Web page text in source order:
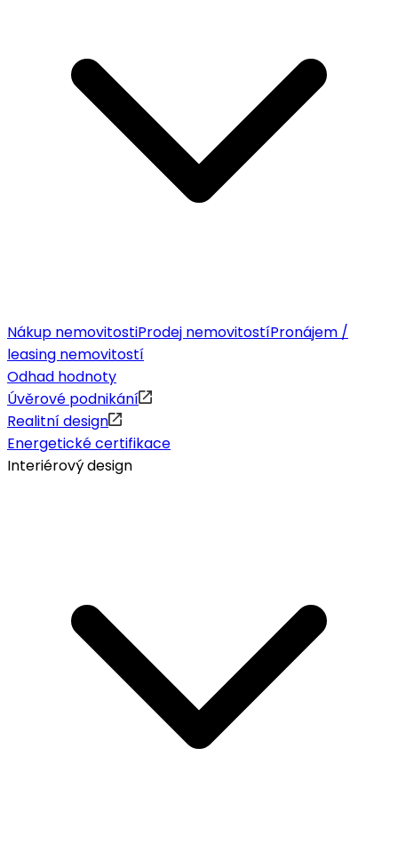
Nákup nemovitostiProdej nemovitostíPronájem /
leasing nemovitostí
Odhad hodnoty
Úvěrové podnikání
Realitní design
Energetické certifikace
Interiérový design